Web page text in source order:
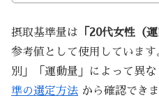
摂取基準量は 「20代女性（
参考値として使用していま
別」「運動量」によって異
準の選定方法 から確認できま